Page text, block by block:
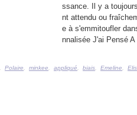
ssance. Il y a
nt attendu ou
e à s'emmitoufler
nnalisée J'ai Pensé
Polaire minkee appliqué biais Emeline